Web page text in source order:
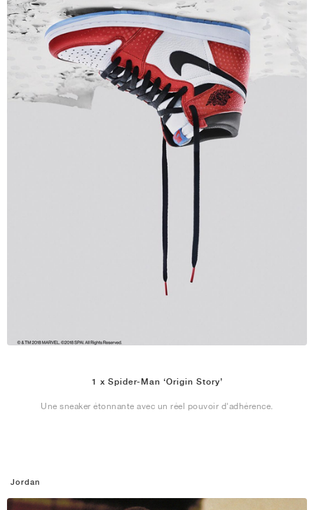
1 x Spider-Man ‘Origin Story’
Une sneaker étonnante avec un réel pouvoir d'adhérence.
Jordan